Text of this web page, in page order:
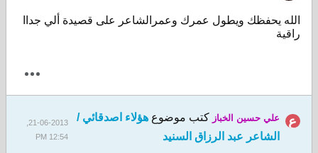
الله يحفظك ويطول عمرك وعمرالشاعر على قصيدة ألي جداا
راقية
علي حسين الخباز كتب موضوع هؤلاء اصدقائي /
الشاعر عبد الرزاق السنيد
12:54 PM